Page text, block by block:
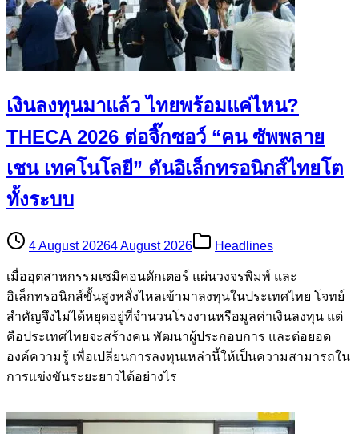
เงินลงทุนมาแล้ว ไทยพร้อมแค่ไหน?
THECA 2026 ต่อจิ๊กซอว์ “คน ซัพพลาย
เชน เทคโนโลยี” ดันอิเล็กทรอนิกส์ไทยโต
ทั้งระบบ
4 August 20264 August 2026 Headlines
เมื่ออุตสาหกรรมเซมิคอนดักเตอร์ แผ่นวงจรพิมพ์ และ
อิเล็กทรอนิกส์ขั้นสูงหลั่งไหลเข้ามาลงทุนในประเทศไทย โจทย์
สำคัญจึงไม่ได้หยุดอยู่ที่จำนวนโรงงานหรือมูลค่าเงินลงทุน แต่
คือประเทศไทยจะสร้างคน พัฒนาผู้ประกอบการ และต่อยอด
องค์ความรู้ เพื่อเปลี่ยนการลงทุนเหล่านี้ให้เป็นความสามารถใน
การแข่งขันระยะยาวได้อย่างไร